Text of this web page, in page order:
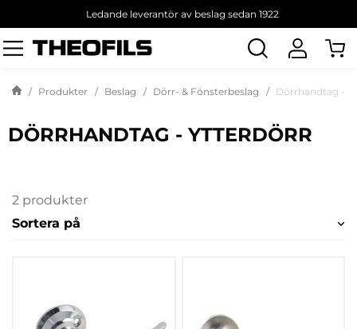
Ledande leverantör av beslag sedan 1922
Sök
produkt
Produkter Beslag Dörr- & Fönsterbeslag Dörrhandtag -
DÖRRHANDTAG - YTTERDÖRR
2 produkter
Sortera på